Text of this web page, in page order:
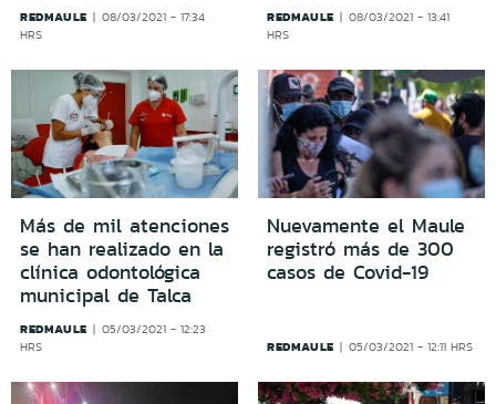
REDMAULE
08/03/2021 - 17:34
HRS
REDMAULE
08/03/2021 - 13:41
HRS
Más de mil atenciones
se han realizado en la
clínica odontológica
municipal de Talca
REDMAULE
05/03/2021 - 12:23
HRS
Nuevamente el Maule
registró más de 300
casos de Covid-19
REDMAULE 05/03/2021 - 12:11 HRS